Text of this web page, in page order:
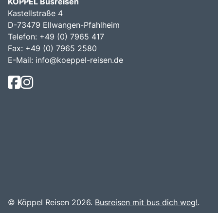
Kastellstraße 4
D-73479 Ellwangen-Pfahlheim
Telefon: +49 (0) 7965 417
Fax: +49 (0) 7965 2580
E-Mail: info@koeppel-reisen.de
© Köppel Reisen 2026. Busreisen mit bus dich weg!.